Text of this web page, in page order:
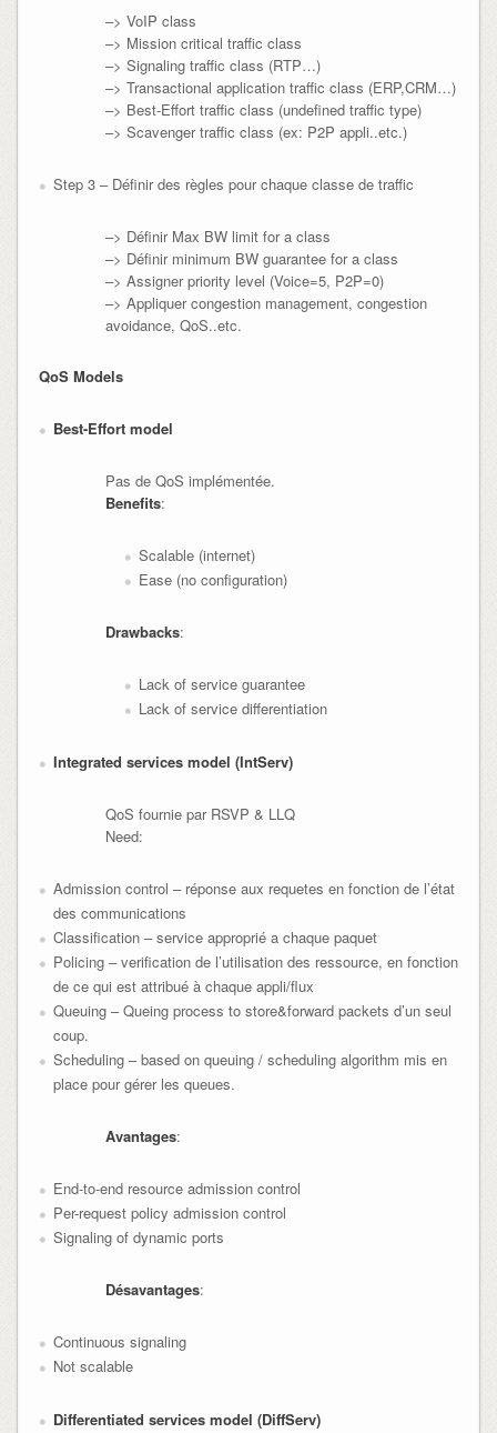
–> VoIP class
–> Mission critical traffic class
–> Signaling traffic class (RTP…)
–> Transactional application traffic class (ERP,CRM…)
–> Best-Effort traffic class (undefined traffic type)
–> Scavenger traffic class (ex: P2P appli..etc.)
Step 3 – Définir des règles pour chaque classe de traffic
–> Définir Max BW limit for a class
–> Définir minimum BW guarantee for a class
–> Assigner priority level (Voice=5, P2P=0)
–> Appliquer congestion management, congestion
avoidance, QoS..etc.
QoS Models
Best-Effort model
Pas de QoS implémentée.
Benefits:
Scalable (internet)
Ease (no configuration)
Drawbacks:
Lack of service guarantee
Lack of service differentiation
Integrated services model (IntServ)
QoS fournie par RSVP & LLQ
Need:
Admission control – réponse aux requetes en fonction de l’état
des communications
Classification – service approprié a chaque paquet
Policing – verification de l’utilisation des ressource, en fonction
de ce qui est attribué à chaque appli/flux
Queuing – Queing process to store&forward packets d’un seul
coup.
Scheduling – based on queuing / scheduling algorithm mis en
place pour gérer les queues.
Avantages:
End-to-end resource admission control
Per-request policy admission control
Signaling of dynamic ports
Désavantages:
Continuous signaling
Not scalable
Differentiated services model (DiffServ)